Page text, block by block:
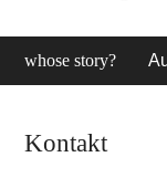
whose story?
Kontakt